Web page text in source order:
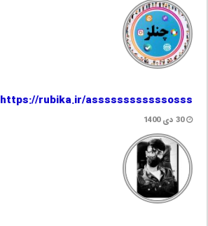
https://rubika.ir/assssssssssssosss غم کده
30 دی 1400